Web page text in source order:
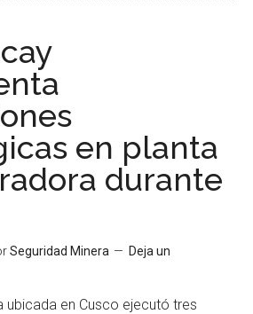
en planta
durante
Seguridad Minera
Deja un
ubicada en Cusco ejecutó tres